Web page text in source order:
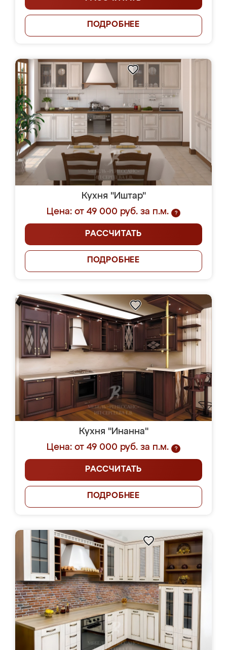
ПОДРОБНЕЕ
Кухня "Иштар"
Цена: от 49 000 руб. за п.м.
?
РАССЧИТАТЬ
ПОДРОБНЕЕ
Кухня "Инанна"
Цена: от 49 000 руб. за п.м.
?
РАССЧИТАТЬ
ПОДРОБНЕЕ